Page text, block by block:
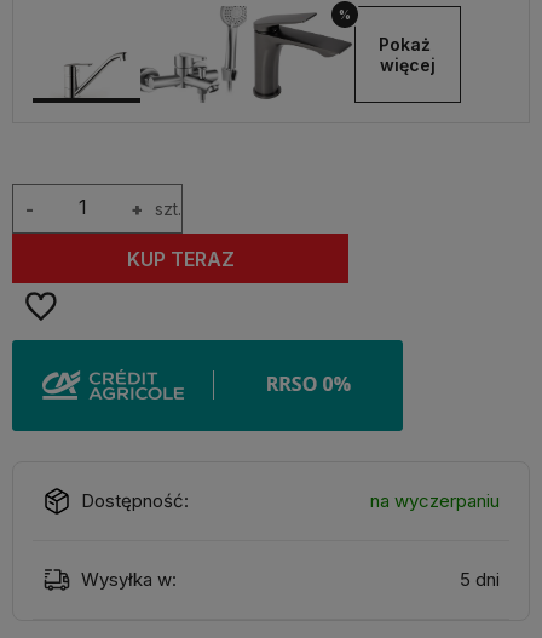
%
Pokaż
więcej
+
- szt.
KUP TERAZ
Dostępność: na wyczerpaniu
Wysyłka w: 5 dni